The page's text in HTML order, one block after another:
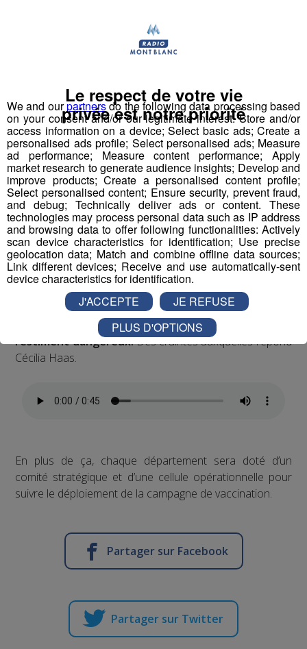
santé d'Auvergne-Rhône-Alpes.
Si la vaccination est étalée dans le temps, c'est parce
que l'organisation est lourde.Les vaccins sont
fabriqués au compte-goutte et doivent être
conservés à -80 degrés.C'est ce qu'explique Cécilia
Haas.
Mais la défiance des Français reste importante.
40 % envisagent de se faire vacciner. Les autres
remettent en question la fiabilité du vaccin et
l’estiment dangereux.Des craintes auxquelles répond
Cécilia Haas.
En plus de ça, chaque département sera doté d’un
comité stratégique et d’une cellule opérationnelle pour
suivre le déploiement de la campagne de vaccination.
Partager sur Facebook
Partager sur Twitter
We and ourpartnersdo the following data processing based
on your consent and/or our legitimate interest: Store and/or
access information on a device; Select basic ads; Create a
personalised ads profile; Select personalised ads; Measure
ad performance; Measure content performance; Apply
market research to generate audience insights; Develop and
improve products; Create a personalised content profile;
Select personalised content; Ensure security, prevent fraud,
and debug; Technically deliver ads or content. These
technologies may process personal data such as IP address
and browsing data to offer following functionalities: Actively
scan device characteristics for identification; Use precise
geolocation data; Match and combine offline data sources;
Link different devices; Receive and use automatically-sent
device characteristics for identification.
Le respect de votre vie
privée est notre priorité
J'ACCEPTE
JE REFUSE
PLUS D'OPTIONS